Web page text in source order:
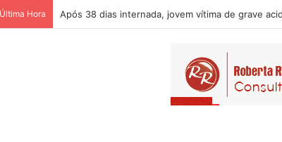
Hora Homem é acusado de desacatar auxiliar de